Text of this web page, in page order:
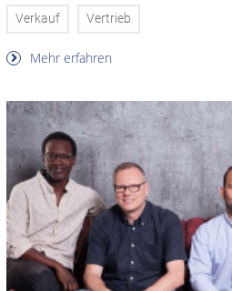
Verkauf Vertrieb
Mehr erfahren